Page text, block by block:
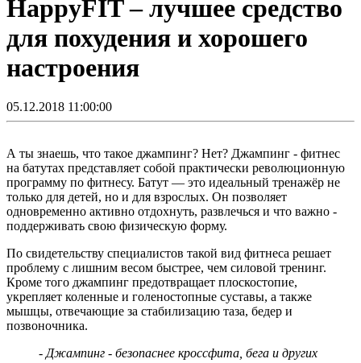
HappyFIT – лучшее средство
для похудения и хорошего
настроения
05.12.2018 11:00:00
А ты знаешь, что такое джампинг? Нет? Джампинг - фитнес
на батутах представляет собой практически революционную
программу по фитнесу. Батут — это идеальный тренажёр не
только для детей, но и для взрослых. Он позволяет
одновременно активно отдохнуть, развлечься и что важно -
поддерживать свою физическую форму.
По свидетельству специалистов такой вид фитнеса решает
проблему с лишним весом быстрее, чем силовой тренинг.
Кроме того джампинг предотвращает плоскостопие,
укрепляет коленные и голеностопные суставы, а также
мышцы, отвечающие за стабилизацию таза, бедер и
позвоночника.
- Джампинг - безопаснее кроссфита, бега и других